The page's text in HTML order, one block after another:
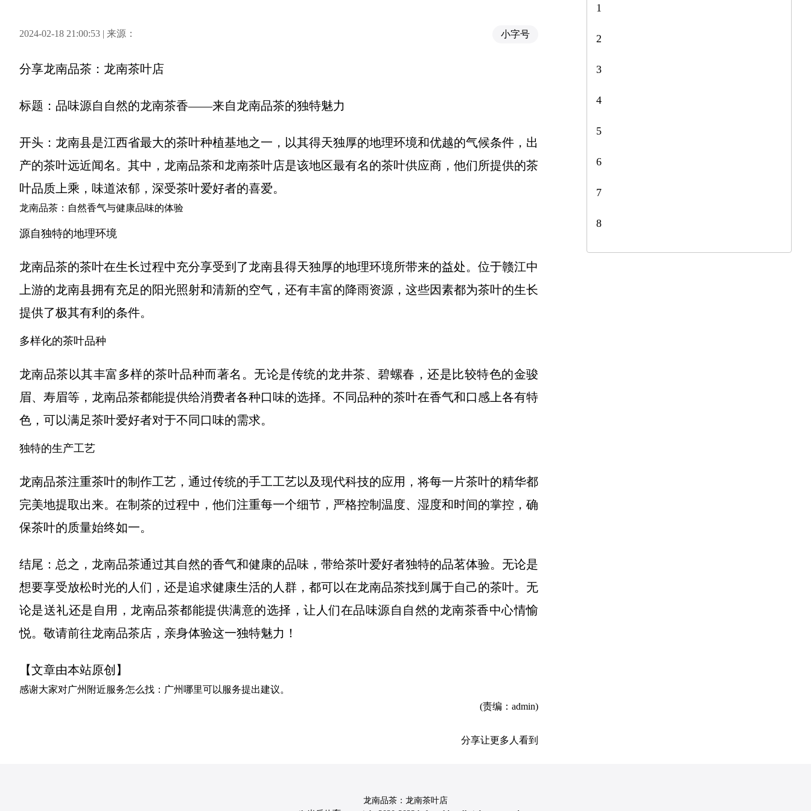
2024-02-18 21:00:53 | 来源： 小字号
分享龙南品茶：龙南茶叶店
标题：品味源自自然的龙南茶香——来自龙南品茶的独特魅力
开头：龙南县是江西省最大的茶叶种植基地之一，以其得天独厚的地理环境和优越的气候条件，出
产的茶叶远近闻名。其中，龙南品茶和龙南茶叶店是该地区最有名的茶叶供应商，他们所提供的茶
叶品质上乘，味道浓郁，深受茶叶爱好者的喜爱。
龙南品茶：自然香气与健康品味的体验
源自独特的地理环境
龙南品茶的茶叶在生长过程中充分享受到了龙南县得天独厚的地理环境所带来的益处。位于赣江中
上游的龙南县拥有充足的阳光照射和清新的空气，还有丰富的降雨资源，这些因素都为茶叶的生长
提供了极其有利的条件。
多样化的茶叶品种
龙南品茶以其丰富多样的茶叶品种而著名。无论是传统的龙井茶、碧螺春，还是比较特色的金骏
眉、寿眉等，龙南品茶都能提供给消费者各种口味的选择。不同品种的茶叶在香气和口感上各有特
色，可以满足茶叶爱好者对于不同口味的需求。
独特的生产工艺
龙南品茶注重茶叶的制作工艺，通过传统的手工工艺以及现代科技的应用，将每一片茶叶的精华都
完美地提取出来。在制茶的过程中，他们注重每一个细节，严格控制温度、湿度和时间的掌控，确
保茶叶的质量始终如一。
结尾：总之，龙南品茶通过其自然的香气和健康的品味，带给茶叶爱好者独特的品茗体验。无论是
想要享受放松时光的人们，还是追求健康生活的人群，都可以在龙南品茶找到属于自己的茶叶。无
论是送礼还是自用，龙南品茶都能提供满意的选择，让人们在品味源自自然的龙南茶香中心情愉
悦。敬请前往龙南品茶店，亲身体验这一独特魅力！
【文章由本站原创】
感谢大家对广州附近服务怎么找：广州哪里可以服务提出建议。
(责编：admin)
分享让更多人看到
1
2
3
4
5
6
7
8
龙南品茶：龙南茶叶店